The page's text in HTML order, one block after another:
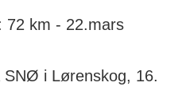
72 km - 22.mars
i Lørenskog, 16.